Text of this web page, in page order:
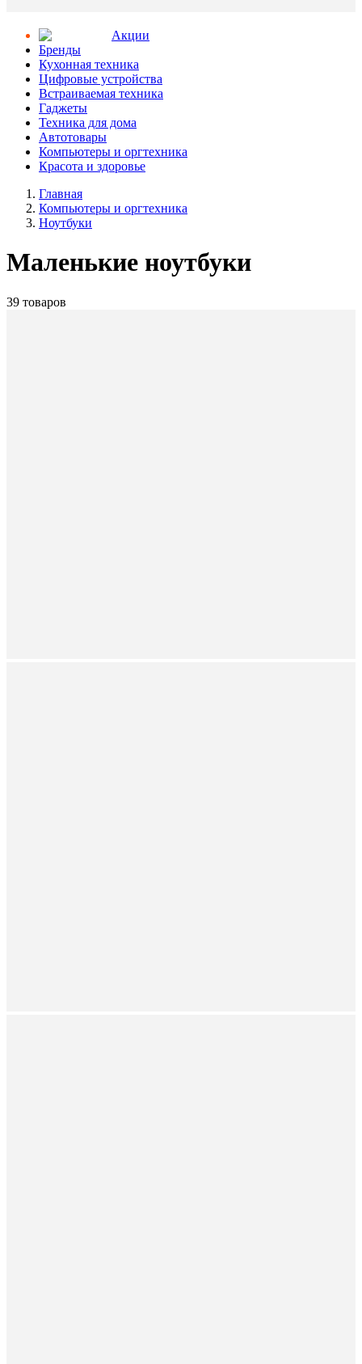
Aкции
Бренды
Кухонная техника
Цифровые устройства
Встраиваемая техника
Гаджеты
Техника для дома
Автотовары
Компьютеры и оргтехника
Красота и здоровье
Главная
Компьютеры и оргтехника
Ноутбуки
Маленькие ноутбуки
39 товаров